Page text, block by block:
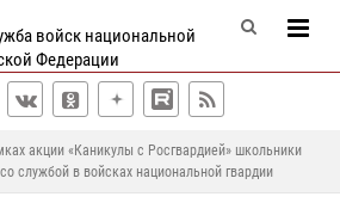
войск национальной
Федерации
акции «Каникулы с Росгвардией» школьники
службой в войсках национальной гвардии